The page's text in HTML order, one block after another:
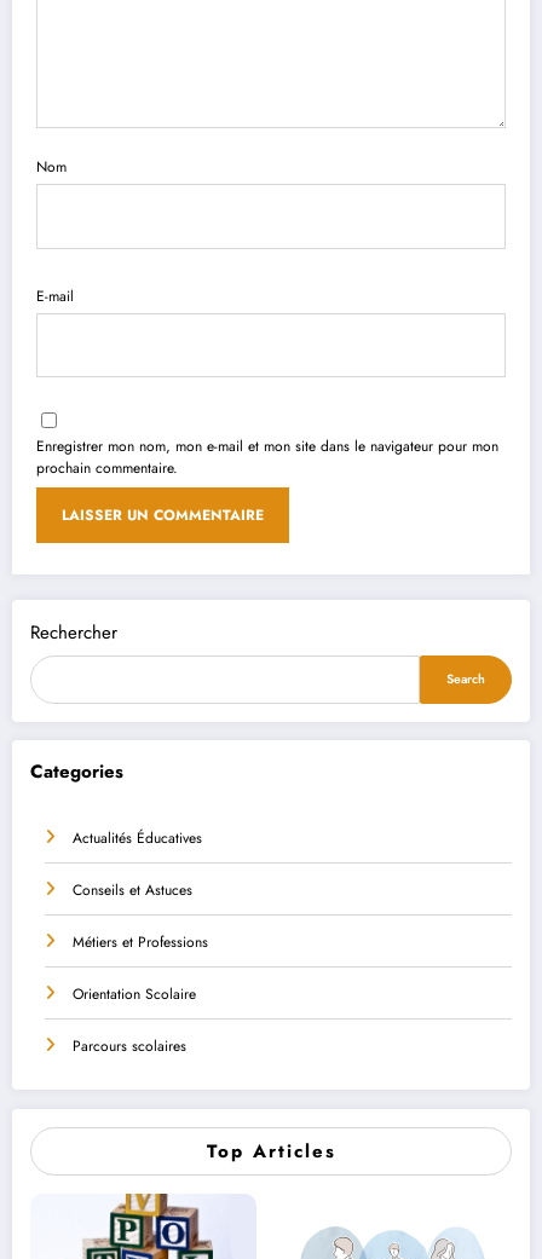
Rechercher
Search
Categories
Actualités Éducatives
Conseils et Astuces
Métiers et Professions
Orientation Scolaire
Parcours scolaires
Nom
E-mail
Enregistrer mon nom, mon e-mail et mon site dans le navigateur pour mon
prochain commentaire.
Top Articles